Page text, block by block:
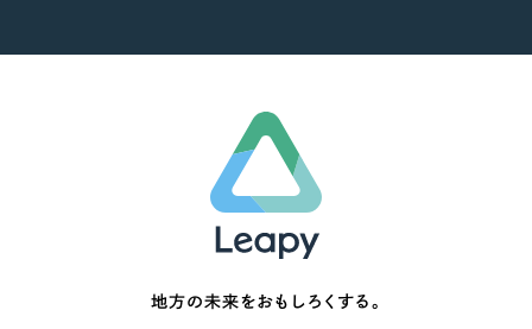
地方の未来をおもしろくする。